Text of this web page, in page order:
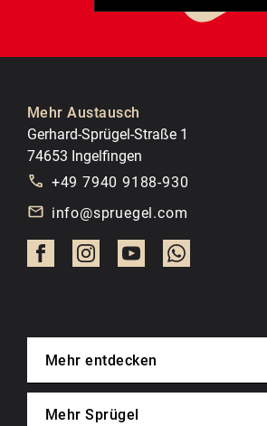
Mehr Austausch
Gerhard-Sprügel-Straße 1
74653 Ingelfingen
+49 7940 9188-930
info@spruegel.com
Mehr entdecken
Mehr Sprügel